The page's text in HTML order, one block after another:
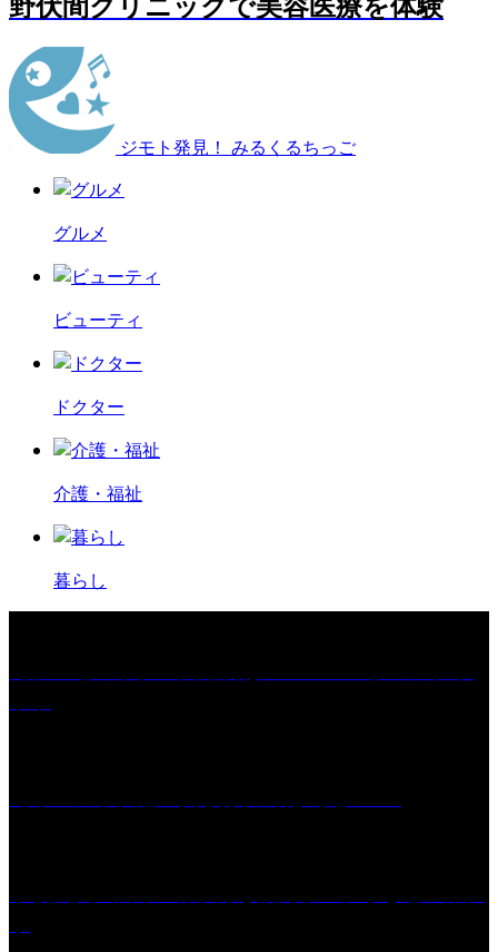
ジモト発見！ みるくるちっご
グルメ
ビューティ
ドクター
介護・福祉
暮らし